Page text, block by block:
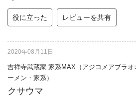
役に立った レビューを共有
2020年08月11日
吉祥寺武蔵家 家系MAX（アジコメアブラ
ーメン・家系）
クサウマ